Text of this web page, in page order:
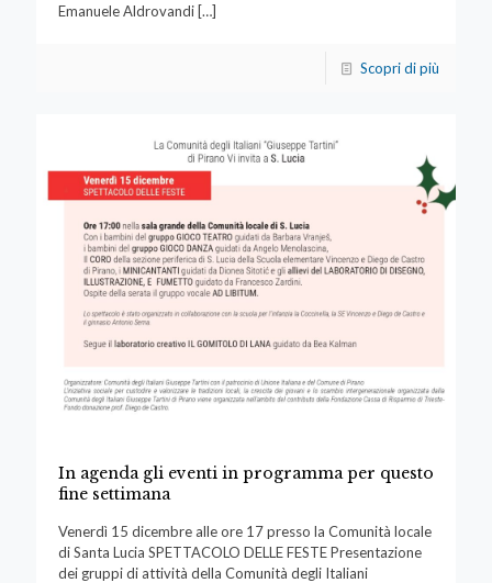
Emanuele Aldrovandi[…]
Scopri di più
In agenda gli eventi in programma per questo
fine settimana
Venerdì 15 dicembre alle ore 17 presso la Comunità locale
di Santa Lucia SPETTACOLO DELLE FESTE Presentazione
dei gruppi di attività della Comunità degli Italiani